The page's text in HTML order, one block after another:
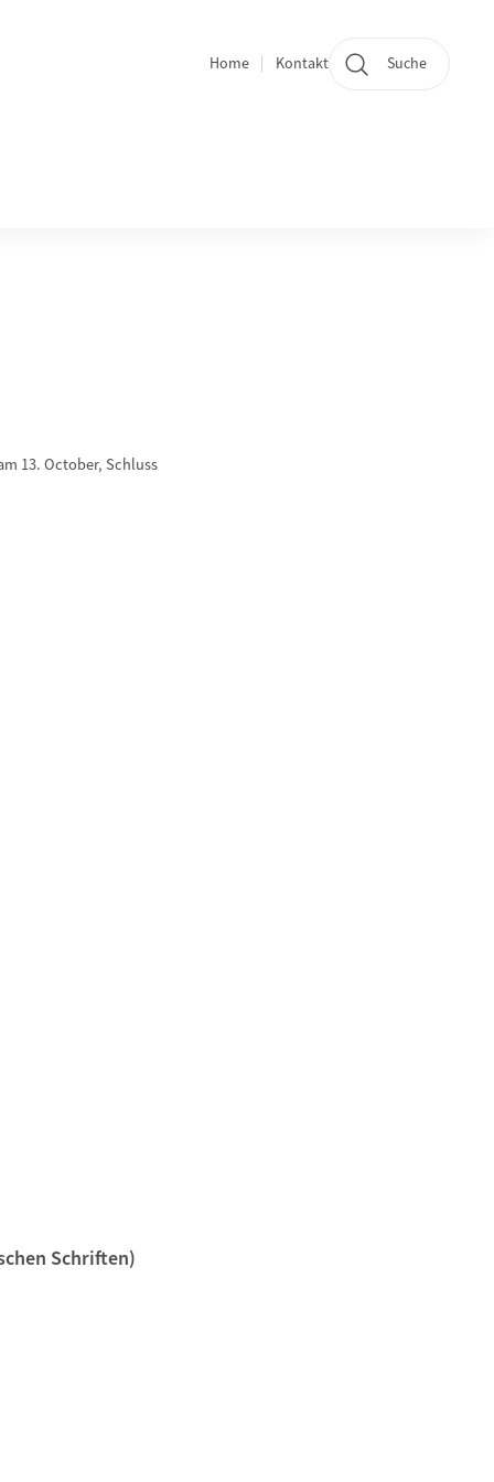
Quicklinks und Sprachwechsel
Home Kontakt Suche
13. October, Schluss
Schriften)